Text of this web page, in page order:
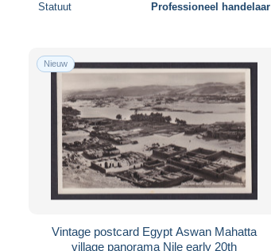
Statuut Professioneel handelaar
Nieuw
Vintage postcard Egypt Aswan Mahatta
village panorama Nile early 20th